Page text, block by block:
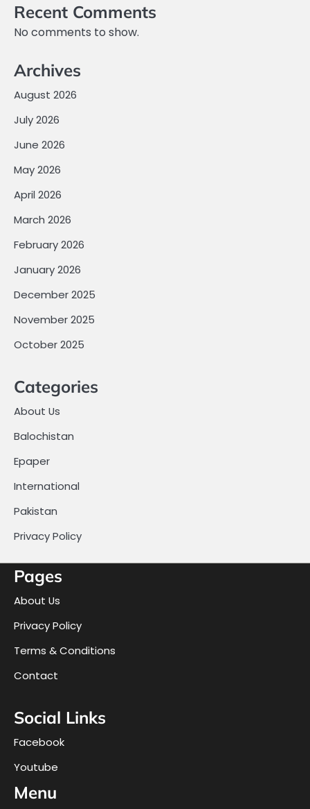
Recent Comments
No comments to show.
Archives
August 2026
July 2026
June 2026
May 2026
April 2026
March 2026
February 2026
January 2026
December 2025
November 2025
October 2025
Categories
About Us
Balochistan
Epaper
International
Pakistan
Privacy Policy
Pages
About Us
Privacy Policy
Terms & Conditions
Contact
Social Links
Facebook
Youtube
Menu